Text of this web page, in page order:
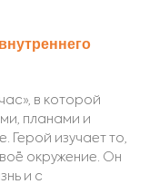
в которой
планами и
Герой изучает то,
окружение. Он
и с